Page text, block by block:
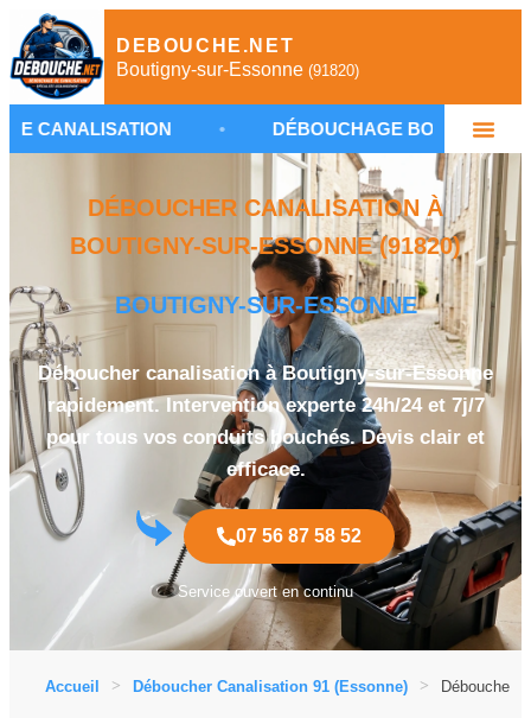
DEBOUCHE.NET
Boutigny-sur-Essonne (91820)
• DÉBOUCHAGE BOUTIGNY-SUR-
DÉBOUCHER CANALISATION À
BOUTIGNY-SUR-ESSONNE (91820)
BOUTIGNY-SUR-ESSONNE
Déboucher canalisation à Boutigny-sur-Essonne
rapidement. Intervention experte 24h/24 et 7j/7
pour tous vos conduits bouchés. Devis clair et
efficace.
07 56 87 58 52
Service ouvert en continu
Accueil Déboucher Canalisation 91 (Essonne) Déboucher